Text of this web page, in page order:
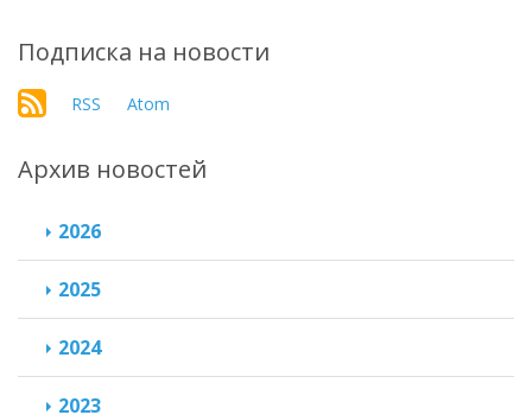
Подписка на новости
RSS Atom
Архив новостей
2026
2025
2024
2023